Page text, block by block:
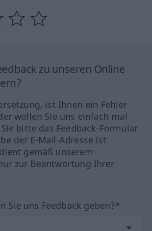
zu unseren Online
ist Ihnen ein Fehler
wollen Sie uns einfach mal
bitte das Feedback-Formular
der E-Mail-Adresse ist
gemäß unserem
zur Beantwortung Ihrer
Sie uns Feedback geben?*